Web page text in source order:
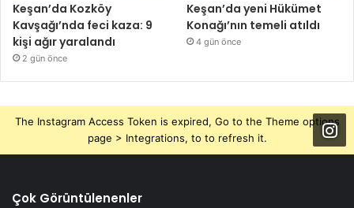
Keşan’da Kozköy
Kavşağı’nda feci kaza: 9
kişi ağır yaralandı
2 gün önce
Keşan’da yeni Hükümet
Konağı’nın temeli atıldı
4 gün önce
The Instagram Access Token is expired, Go to the Theme options
page > Integrations, to to refresh it.
Çok Görüntülenenler